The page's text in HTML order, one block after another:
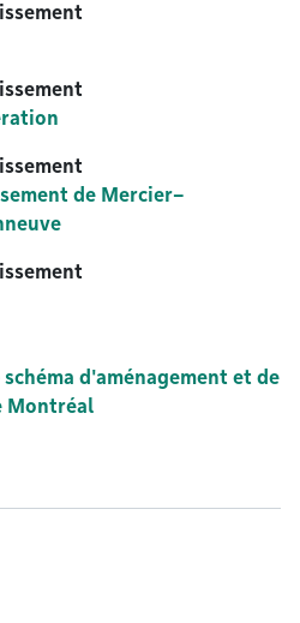
de Mercier–
d'aménagement et de
Montréal